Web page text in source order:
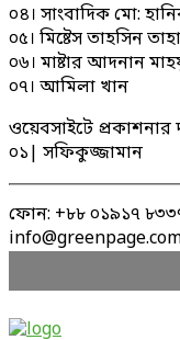
০৪। সাংবাদিক মো:
০৫। মিষ্টেস তাহসিন তাহা
০৬। মাষ্টার আদনান
০৭। আমিলা খান
ওয়েবসাইটে প্রকাশনার
০১| সফিকুজ্জামান
ফোন: +৮৮ ০১৯১৭